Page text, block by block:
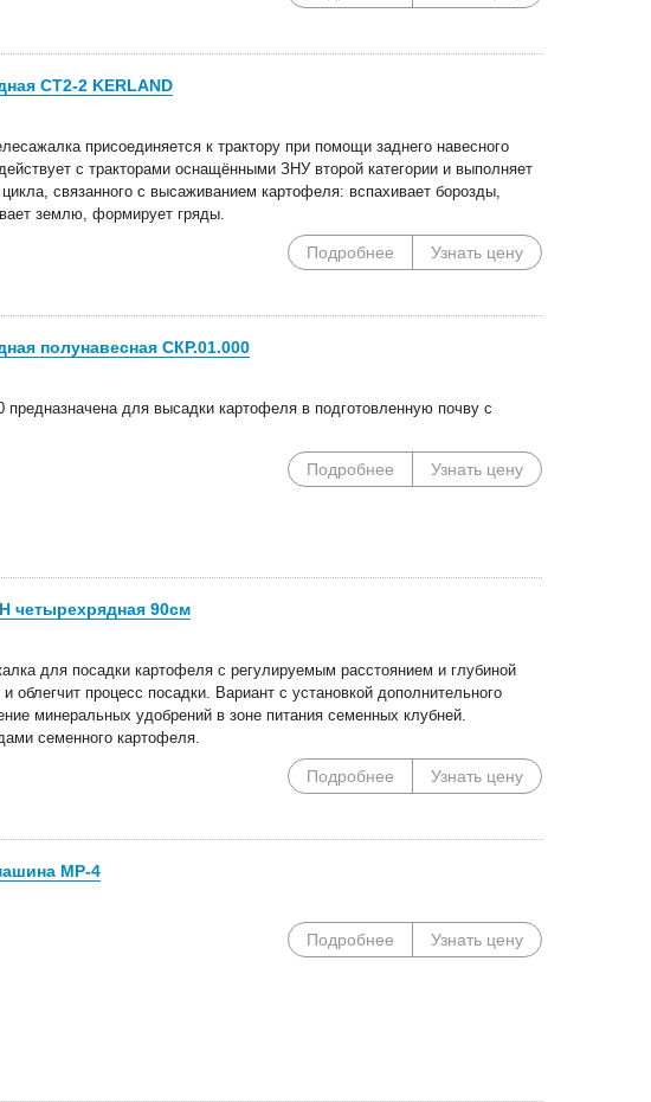
Специальные цены на
сегментные косилки!
Погрузочное
Сальсксельмаш в
СТ2-2 KERLAND
присоединяется к трактору при помощи заднего навесного
с тракторами оснащёнными ЗНУ второй категории и выполняет
связанного с высаживанием картофеля: вспахивает борозды,
землю, формирует гряды.
Подробнее Узнать цену
полунавесная СКР.01.000
для высадки картофеля в подготовленную почву с
Подробнее Узнать цену
четырехрядная 90см
для посадки картофеля с регулируемым расстоянием и глубиной
облегчит процесс посадки. Вариант с установкой дополнительного
минеральных удобрений в зоне питания семенных клубней.
семенного картофеля.
Подробнее Узнать цену
МР-4
Подробнее Узнать цену